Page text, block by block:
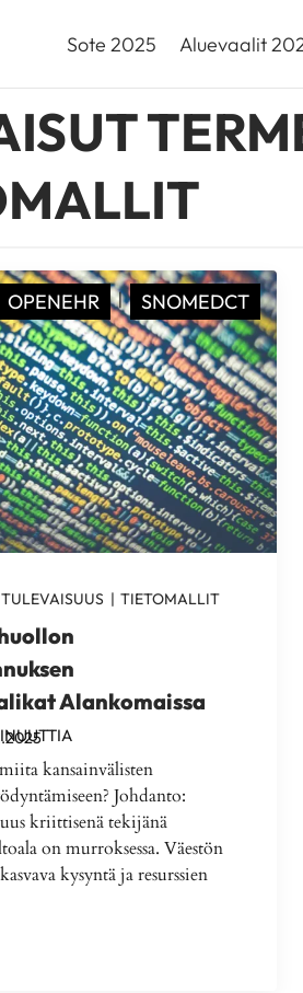
Sote 2025 Aluevaalit
OPENEHR | SNOMEDCT
| TIETOMALLIT
Alankomaissa
kansainvälisten
Johdanto:
kriittisenä tekijänä
on murroksessa. Väestön
kysyntä ja resurssien